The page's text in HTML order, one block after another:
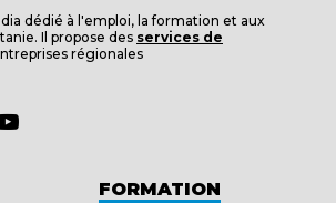
dédié à l'emploi, la formation et aux
Il propose des services de
régionales
FORMATION